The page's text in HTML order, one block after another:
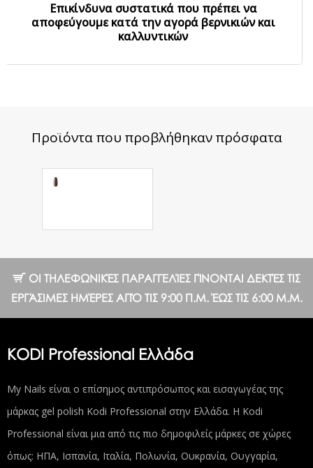
Επικίνδυνα συστατικά που πρέπει να
αποφεύγουμε κατά την αγορά βερνικιών και
καλλυντικών
Προϊόντα που προβλήθηκαν πρόσφατα
ΟΙ ΤΗΛΕΦΩΝΙΚΈΣ ΠΑΡΑΓΓΕΛΊΕΣ ΓΊΝΟΝΤΑΙ ΔΕΚΤΈΣ ΤΙΣ
ΕΡΓΆΣΙΜΕΣ ΗΜΈΡΕΣ ΑΠΌ ΤΙΣ 9:00 Π.Μ. ΈΩΣ ΤΙΣ 6:00 Μ.Μ.
KODI Professional Ελλάδα
My Nails είναι ο επίσημος αντιπρόσωπος και εισαγωγέας της
μάρκας gel polish Kodi Professional στην Ελλάδα. Η Kodi
Professional είναι μια από τις πιο δημοφιλείς μάρκες σε χώρες
όπως: ΗΠΑ, Ισπανία, Ιταλία, Πολωνία, Ουκρανία, Ουγγαρία,